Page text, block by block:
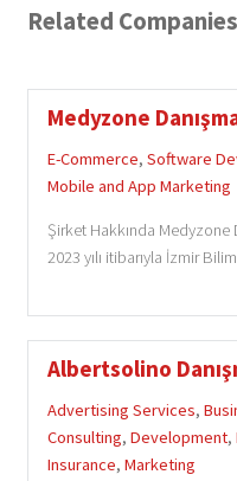
Related Companies
Medyzone
E-Commerce, Software
Mobile and App Marketing
Şirket Hakkında Medyzone
2023 yılı itibarıyla İzmir
Albertsolino
Advertising Services,
Consulting, Development,
Insurance, Marketing